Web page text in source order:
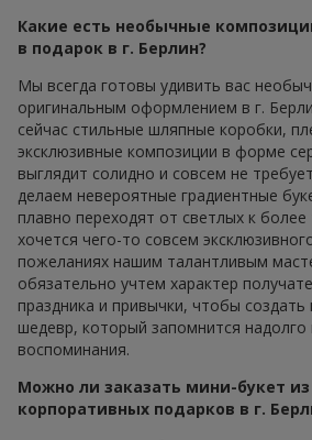
Какие есть необычные
в подарок в г. Берлин?
Мы всегда готовы удивить вас
оригинальным оформлением в г.
сейчас стильные шляпные коробки,
эксклюзивные композиции в форме
выглядит солидно и совсем не
делаем невероятные градиентные
плавно переходят от светлых к
хочется чего-то совсем
пожеланиях нашим талантливым
обязательно учтем характер
праздника и привычки, чтобы создать
шедевр, который запомнится надолго
воспоминания.
Можно ли заказать мини-букет
корпоративных подарков в г.